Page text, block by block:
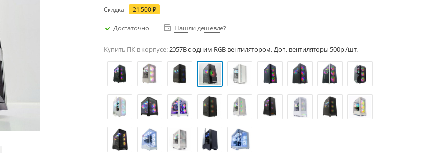
Скидка 21 500 ₽
Достаточно Нашли дешевле?
Купить ПК в корпусе:2057B c одним RGB вентилятором. Доп. вентиляторы 500р./шт.